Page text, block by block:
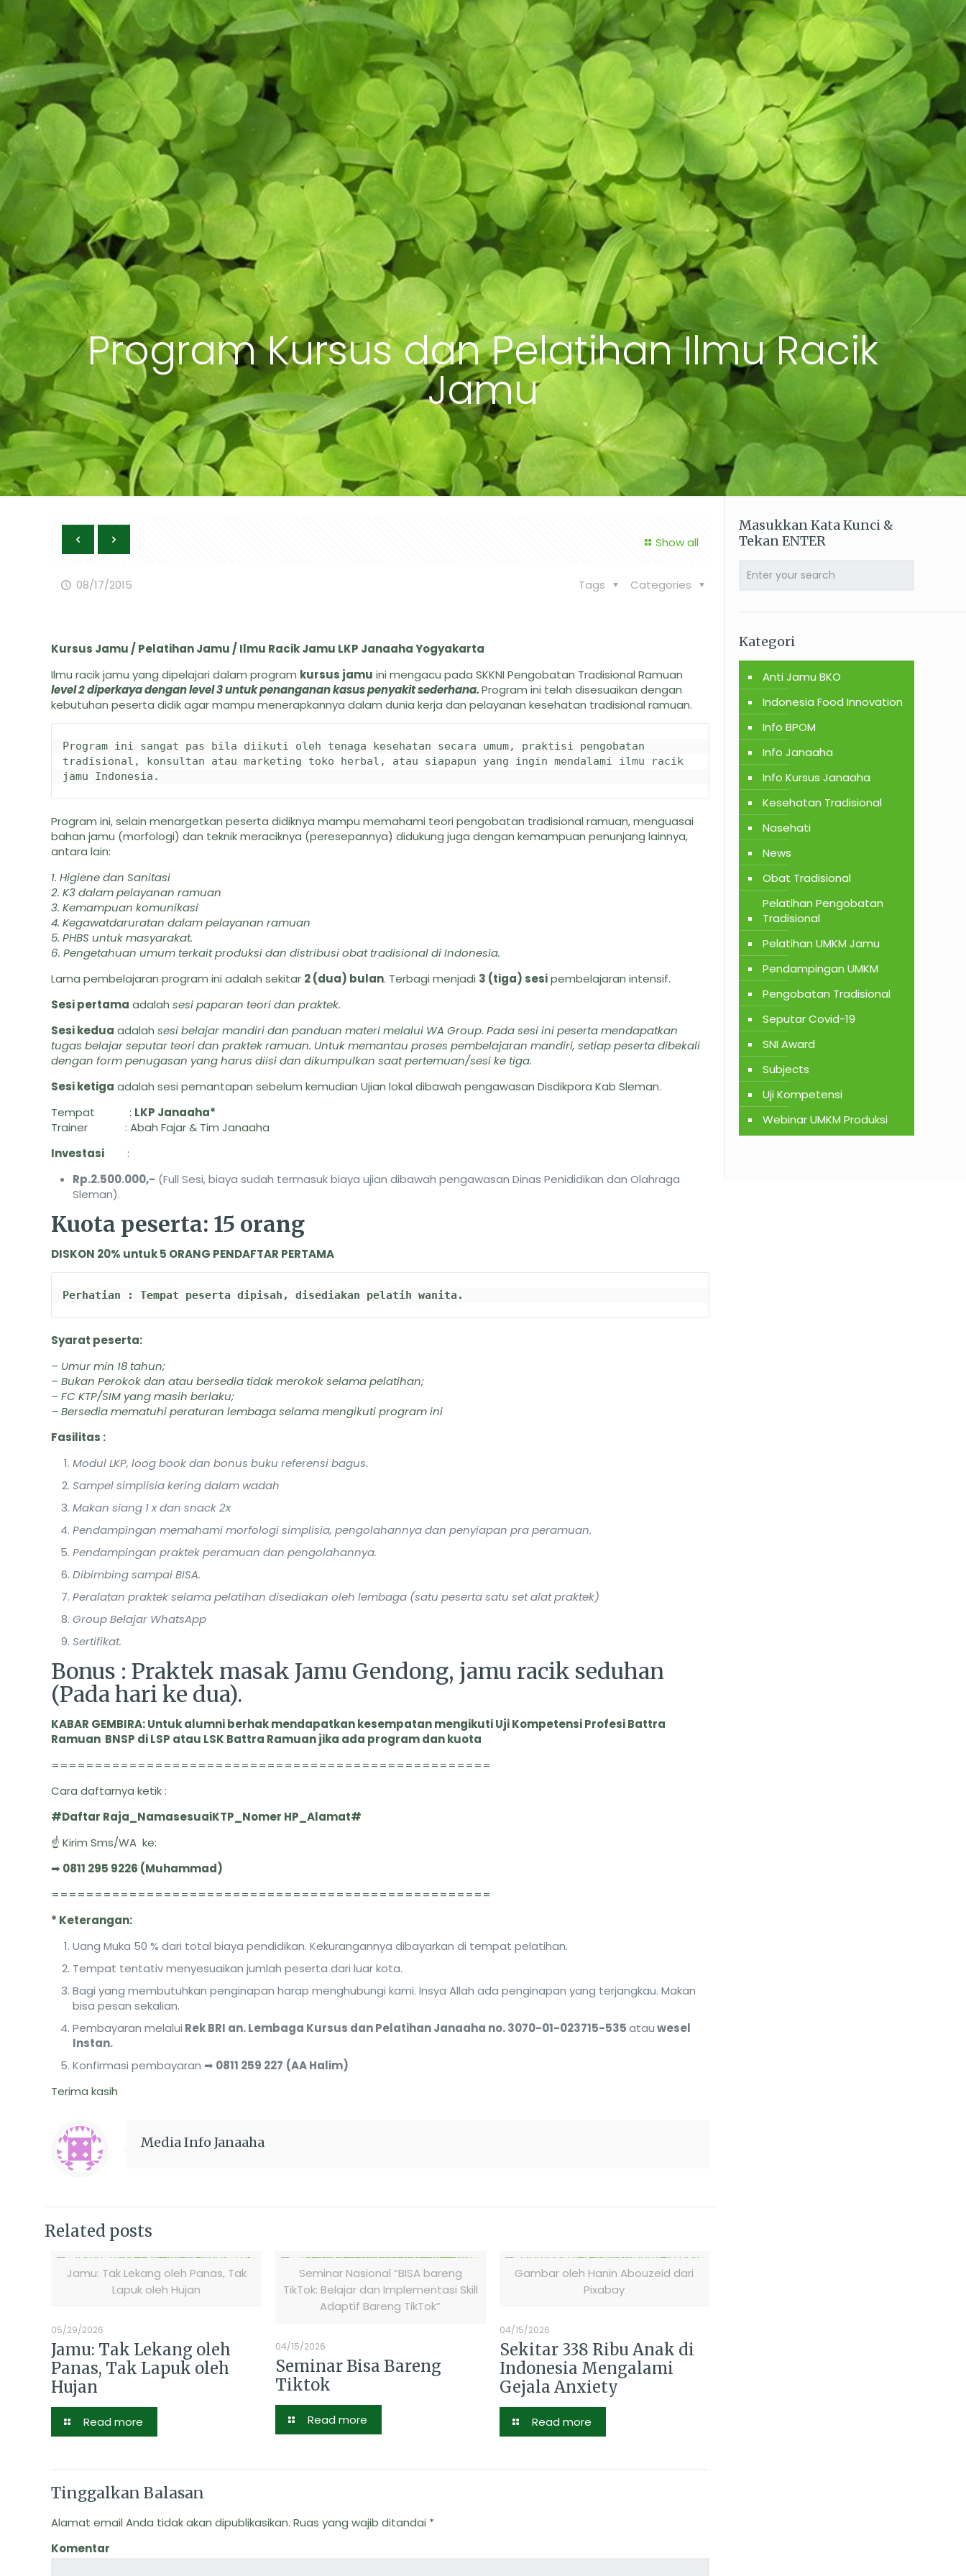
Program Kursus dan Pelatihan Ilmu Racik
Jamu
Show all
08/17/2015 Categories
Tags
Kursus Jamu / Pelatihan Jamu / Ilmu Racik Jamu LKP Janaaha Yogyakarta
Ilmu racik jamu yang dipelajari dalam program kursus jamu ini mengacu pada SKKNI Pengobatan Tradisional Ramuan
level 2 diperkaya dengan level 3 untuk penanganan kasus penyakit sederhana. Program ini telah disesuaikan dengan
kebutuhan peserta didik agar mampu menerapkannya dalam dunia kerja dan pelayanan kesehatan tradisional ramuan.
Program ini sangat pas bila diikuti oleh tenaga kesehatan secara umum, praktisi pengobatan
tradisional, konsultan atau marketing toko herbal, atau siapapun yang ingin mendalami ilmu racik
jamu Indonesia.
Program ini, selain menargetkan peserta didiknya mampu memahami teori pengobatan tradisional ramuan, menguasai
bahan jamu (morfologi) dan teknik meraciknya (peresepannya) didukung juga dengan kemampuan penunjang lainnya,
antara lain:
1. Higiene dan Sanitasi
2. K3 dalam pelayanan ramuan
3. Kemampuan komunikasi
4. Kegawatdaruratan dalam pelayanan ramuan
5. PHBS untuk masyarakat.
6. Pengetahuan umum terkait produksi dan distribusi obat tradisional di Indonesia.
Lama pembelajaran program ini adalah sekitar 2 (dua) bulan. Terbagi menjadi 3 (tiga) sesipembelajaran intensif.
Sesi pertama adalahsesi paparan teori dan praktek.
Sesi kedua adalahsesi belajar mandiri dan panduan materi melalui WA Group. Pada sesi ini peserta mendapatkan
tugas belajar seputar teori dan praktek ramuan. Untuk memantau proses pembelajaran mandiri, setiap peserta dibekali
dengan form penugasan yang harus diisi dan dikumpulkan saat pertemuan/sesi ke tiga.
Sesi ketiga adalah sesi pemantapan sebelum kemudian Ujian lokal dibawah pengawasan Disdikpora Kab Sleman.
Tempat : LKP Janaaha*
Trainer : Abah Fajar & Tim Janaaha
Investasi :
Rp.2.500.000,- (Full Sesi, biaya sudah termasuk biaya ujian dibawah pengawasan Dinas Penididikan dan Olahraga
Sleman).
Kuota peserta: 15 orang
DISKON 20% untuk 5 ORANG PENDAFTAR PERTAMA
Perhatian : Tempat peserta dipisah, disediakan pelatih wanita.
Syarat peserta:
– Umur min 18 tahun;
– Bukan Perokok dan atau bersedia tidak merokok selama pelatihan;
– FC KTP/SIM yang masih berlaku;
– Bersedia mematuhi peraturan lembaga selama mengikuti program ini
Fasilitas :
Modul LKP, loog book dan bonus buku referensi bagus.
Sampel simplisia kering dalam wadah
Makan siang 1 x dan snack 2x
Pendampingan memahami morfologi simplisia, pengolahannya dan penyiapan pra peramuan.
Pendampingan praktek peramuan dan pengolahannya.
Dibimbing sampai BISA.
Peralatan praktek selama pelatihan disediakan oleh lembaga (satu peserta satu set alat praktek)
Group Belajar WhatsApp
Sertifikat.
Bonus : Praktek masak Jamu Gendong, jamu racik seduhan
(Pada hari ke dua).
KABAR GEMBIRA: Untuk alumni berhak mendapatkan kesempatan mengikuti Uji Kompetensi Profesi Battra
Ramuan BNSP di LSP atau LSK Battra Ramuan jika ada program dan kuota
===================================================
Cara daftarnya ketik :
#Daftar Raja_NamasesuaiKTP_Nomer HP_Alamat#
☝ Kirim Sms/WA ke:
➡ 0811 295 9226 (Muhammad)
===================================================
* Keterangan:
Uang Muka 50 % dari total biaya pendidikan. Kekurangannya dibayarkan di tempat pelatihan.
Tempat tentativ menyesuaikan jumlah peserta dari luar kota.
Bagi yang membutuhkan penginapan harap menghubungi kami. Insya Allah ada penginapan yang terjangkau. Makan
bisa pesan sekalian.
Pembayaran melalui Rek BRI an. Lembaga Kursus dan Pelatihan Janaaha no. 3070-01-023715-535atauwesel
Instan.
Konfirmasi pembayaran ➡ 0811 259 227 (AA Halim)
Terima kasih
Media Info Janaaha
Related posts
Jamu: Tak Lekang oleh Panas, Tak
Lapuk oleh Hujan
05/29/2026
Jamu: Tak Lekang oleh
Panas, Tak Lapuk oleh
Hujan
Read more
Seminar Nasional “BISA bareng
TikTok: Belajar dan Implementasi Skill
Adaptif Bareng TikTok”
04/15/2026
Seminar Bisa Bareng
Tiktok
Read more
Gambar oleh Hanin Abouzeid dari
Pixabay
04/15/2026
Sekitar 338 Ribu Anak di
Indonesia Mengalami
Gejala Anxiety
Read more
Tinggalkan Balasan
Alamat email Anda tidak akan dipublikasikan. Ruas yang wajib ditandai *
Komentar
Masukkan Kata Kunci &
Tekan ENTER
Kategori
Anti Jamu BKO
Indonesia Food Innovation
Info BPOM
Info Janaaha
Info Kursus Janaaha
Kesehatan Tradisional
Nasehati
News
Obat Tradisional
Pelatihan Pengobatan
Tradisional
Pelatihan UMKM Jamu
Pendampingan UMKM
Pengobatan Tradisional
Seputar Covid-19
SNI Award
Subjects
Uji Kompetensi
Webinar UMKM Produksi